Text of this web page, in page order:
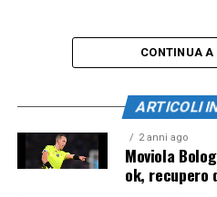
CONTINUA A
ARTICOLI
2 anni ago
Moviola
ok, recupero